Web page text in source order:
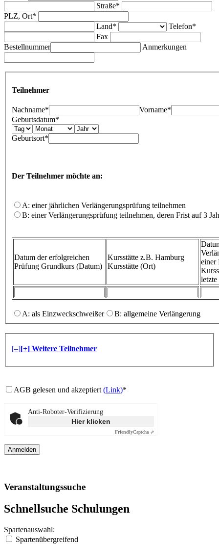
Straße*
PLZ, Ort*
Land*
Telefon*
Fax
Bestellnummer
Anmerkungen
Teilnehmer
Nachname*
Vorname*
Geburtsdatum*
Geburtsort*
Der Teilnehmer möchte an:
A: einer jährlichen Verlängerungsprüfung teilnehmen
B: einer Verlängerungsprüfung teilnehmen, deren Frist auf 3
Datum der erfolgreichen
Prüfung Grundkurs (Datum)
Kursstätte z.B. Hamburg
Kursstätte (Ort)
einer
A: als Einzweckschweißer B: allgemeine Verlängerung
[–][+] Weitere Teilnehmer
AGB gelesen und akzeptiert (Link)*
Anti-Roboter-Verifizierung
Hier klicken
FriendlyCaptcha ⇗
Veranstaltungssuche
Schnellsuche Schulungen
Spartenauswahl:
Spartenübergreifend